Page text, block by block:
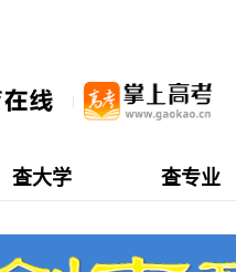
查大学 查专业